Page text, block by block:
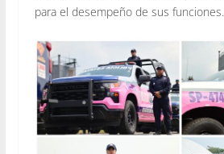
para el desempeño de sus funciones.